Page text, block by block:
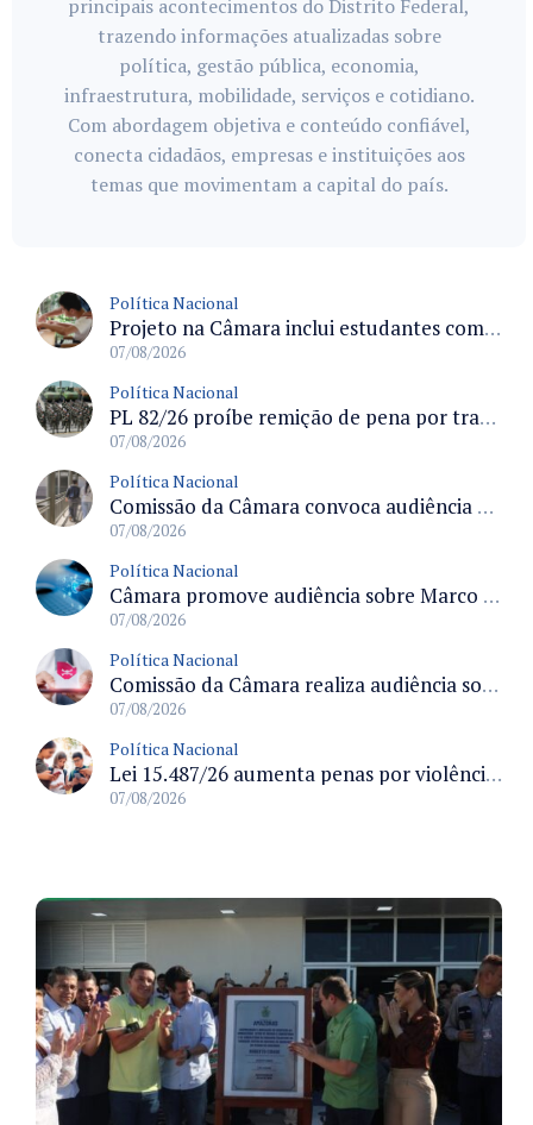
principais acontecimentos do Distrito Federal,
trazendo informações atualizadas sobre
política, gestão pública, economia,
infraestrutura, mobilidade, serviços e cotidiano.
Com abordagem objetiva e conteúdo confiável,
conecta cidadãos, empresas e instituições aos
temas que movimentam a capital do país.
Política Nacional
Projeto na Câmara inclui estudantes com deficiência no regime escolar especial da LDB e estabelece critérios para frequência
07/08/2026
Política Nacional
PL 82/26 proíbe remição de pena por trabalho em funções militares para condenados por crimes contra o Estado Democrático de Direito
07/08/2026
Política Nacional
Comissão da Câmara convoca audiência para discutir misoginia nas escolas e universidades após divulgação de listas misóginas
07/08/2026
Política Nacional
Câmara promove audiência sobre Marco de Fomento à Economia Digital e impactos da inteligência artificial
07/08/2026
Política Nacional
Comissão da Câmara realiza audiência sobre apostas online para medir o tamanho do mercado ilegal
07/08/2026
Política Nacional
Lei 15.487/26 aumenta penas por violência sexual digital contra crianças e adolescentes e autoriza ronda virtual para investigação
07/08/2026